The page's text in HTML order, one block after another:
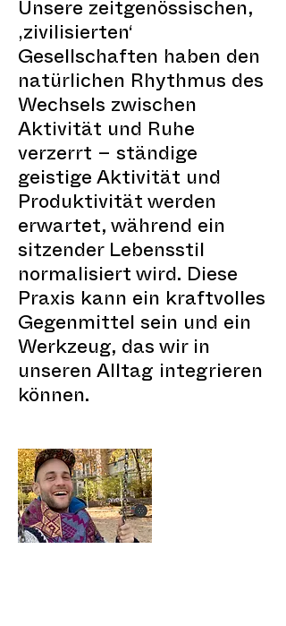
Unsere zeitgenössischen,
‚zivilisierten‘
Gesellschaften haben den
natürlichen Rhythmus des
Wechsels zwischen
Aktivität und Ruhe
verzerrt – ständige
geistige Aktivität und
Produktivität werden
erwartet, während ein
sitzender Lebensstil
normalisiert wird. Diese
Praxis kann ein kraftvolles
Gegenmittel sein und ein
Werkzeug, das wir in
unseren Alltag integrieren
können.